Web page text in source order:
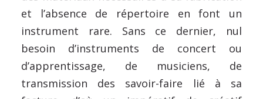
et l’absence de répertoire en font un
instrument rare. Sans ce dernier, nul
besoin d’instruments de concert ou
d’apprentissage, de musiciens, de
transmission des savoir-faire lié à sa